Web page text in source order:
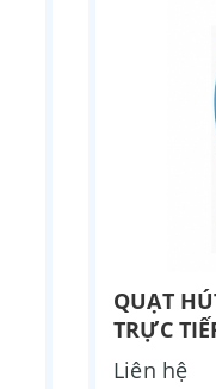
QUẠT
TRỰC
Liên hệ